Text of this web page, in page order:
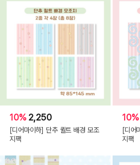
10% 2,250
[디어마이하] 단추 퀼트 배경 모조
지팩
10%
[디어
지팩